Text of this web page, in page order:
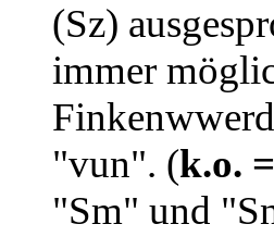
(Sz)
immer
"vun". (k.o.
"Sm" und